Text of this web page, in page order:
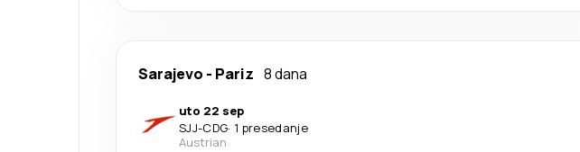
Sarajevo - Pariz 8 dana
uto 22 sep
SJJ-CDG· 1 presedanje
Austrian